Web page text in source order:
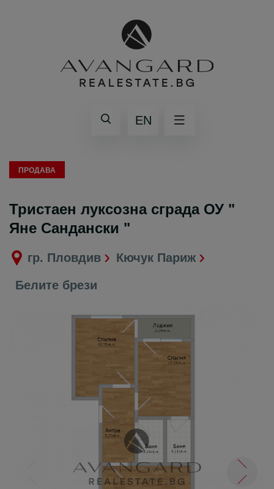
EN
ПРОДАВА
Тристаен луксозна сграда ОУ "
Яне Сандански "
гр. Пловдив Кючук Париж
Белите брези